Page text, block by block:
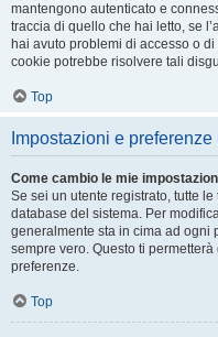
mantengono autenticato e
traccia di quello che hai letto, se
hai avuto problemi di accesso o
cookie potrebbe risolvere tali
Top
Impostazioni e preferenze
Come cambio le mie
Se sei un utente registrato, tutte
database del sistema. Per
generalmente sta in cima ad ogni
sempre vero. Questo ti
preferenze.
Top